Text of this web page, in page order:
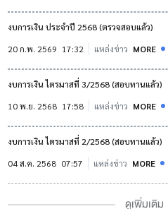
งบการเงิน ประจำปี 2568 (ตรวจสอบแล้ว)
20 ก.พ. 2569 17:32 แหล่งข่าว MORE
งบการเงิน ไตรมาสที่ 3/2568 (สอบทานแล้ว)
10 พ.ย. 2568 17:58 แหล่งข่าว MORE
งบการเงิน ไตรมาสที่ 2/2568 (สอบทานแล้ว)
04 ส.ค. 2568 07:57 แหล่งข่าว MORE
ดูเพิ่มเติม